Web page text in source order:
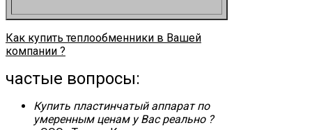
Как купить теплообменники в Вашей
компании ?
частые вопросы:
Купить пластинчатый аппарат по
умеренным ценам у Вас реально ?